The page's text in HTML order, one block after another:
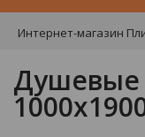
Интернет-магазин
Душевые